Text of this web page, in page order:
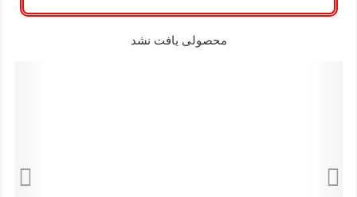
محصولی یافت نشد
-5%
-5%